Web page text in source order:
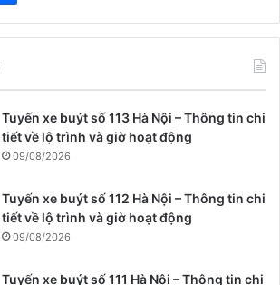
Tuyến xe buýt số 113 Hà Nội – Thông tin chi
tiết về lộ trình và giờ hoạt động
09/08/2026
Tuyến xe buýt số 112 Hà Nội – Thông tin chi
tiết về lộ trình và giờ hoạt động
09/08/2026
Tuyến xe buýt số 111 Hà Nội – Thông tin chi